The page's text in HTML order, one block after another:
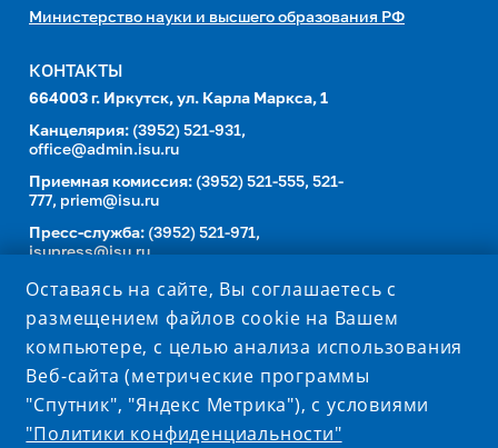
Министерство науки и высшего образования РФ
КОНТАКТЫ
664003 г. Иркутск, ул. Карла Маркса, 1
Канцелярия: (3952) 521-931,
office@admin.isu.ru
Приемная комиссия: (3952) 521-555, 521-
777, priem@isu.ru
Пресс-служба: (3952) 521-971,
isupress@isu.ru
Телефонный справочник
Оставаясь на сайте, Вы соглашаетесь с
размещением файлов cookie на Вашем
компьютере, с целью анализа использования
Веб-сайта (метрические программы
"Спутник", "Яндекс Метрика"), с условиями
"Политики конфиденциальности"